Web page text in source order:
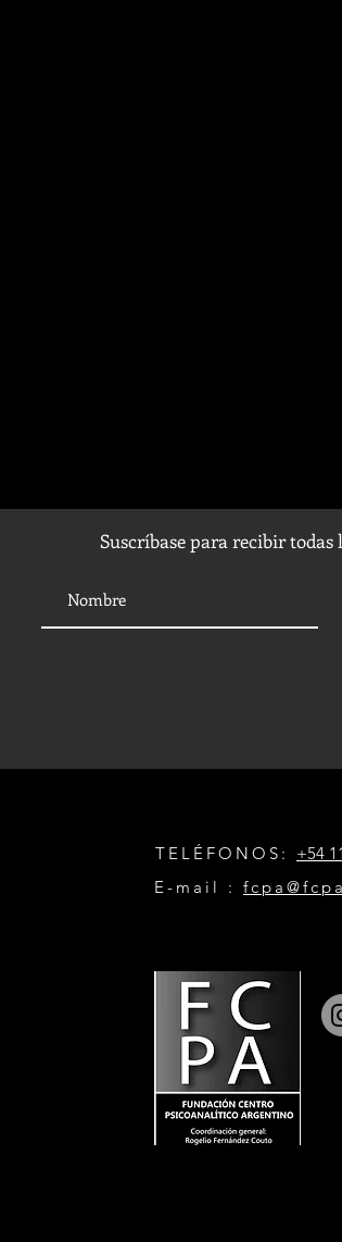
Suscríbase para recibir todas
TELÉFONOS: +54 11
E-mail :